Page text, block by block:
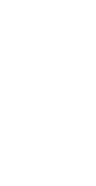
waar jouw